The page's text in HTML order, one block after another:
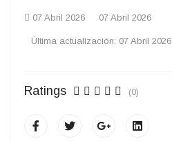
07 Abril 2026 07 Abril 2026
Última actualización: 07 Abril 2026
Ratings (0)